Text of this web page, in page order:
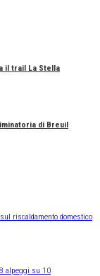
il trail La Stella
di Breuil
riscaldamento domestico
alpeggi su 10